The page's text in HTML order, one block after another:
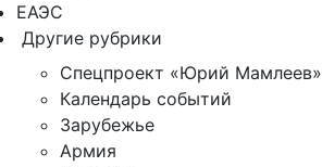
ЕАЭС
Другие рубрики
Спецпроект «Юрий Мамлеев»
Календарь событий
Зарубежье
Армия